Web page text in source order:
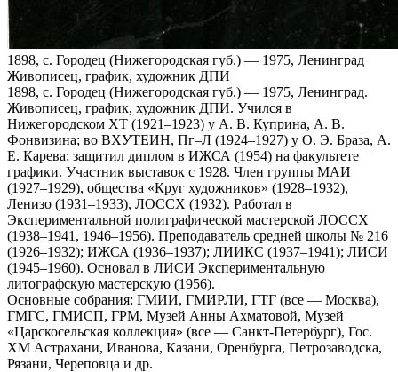
1898, с. Городец (Нижегородская губ.) — 1975, Ленинград
Живописец, график, художник ДПИ
1898, с. Городец (Нижегородская губ.) — 1975, Ленинград.
Живописец, график, художник ДПИ. Учился в
Нижегородском ХТ (1921–1923) у А. В. Куприна, А. В.
Фонвизина; во ВХУТЕИН, Пг–Л (1924–1927) у О. Э. Браза, А.
Е. Карева; защитил диплом в ИЖСА (1954) на факультете
графики. Участник выставок с 1928. Член группы МАИ
(1927–1929), общества «Круг художников» (1928–1932),
Ленизо (1931–1933), ЛОССХ (1932). Работал в
Экспериментальной полиграфической мастерской ЛОССХ
(1938–1941, 1946–1956). Преподаватель средней школы № 216
(1926–1932); ИЖСА (1936–1937); ЛИИКС (1937–1941); ЛИСИ
(1945–1960). Основал в ЛИСИ Экспериментальную
литографскую мастерскую (1956).
Основные собрания: ГМИИ, ГМИРЛИ, ГТГ (все — Москва),
ГМГС, ГМИСП, ГРМ, Музей Анны Ахматовой, Музей
«Царскосельская коллекция» (все — Санкт‑Петербург), Гос.
ХМ Астрахани, Иванова, Казани, Оренбурга, Петрозаводска,
Рязани, Череповца и др.